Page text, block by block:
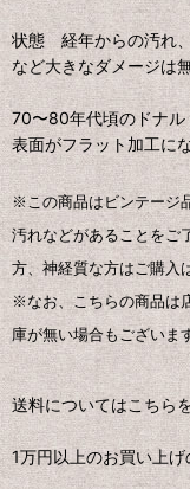
状態 経年からの汚れ
など大きなダメージは
70〜80年代頃のドナル
表面がフラット加工に
※この商品はビンテージ
汚れなどがあることをご
方、神経質な方はご購入
※なお、こちらの商品は
庫が無い場合もございま
送料についてはこちら
1万円以上のお買い上